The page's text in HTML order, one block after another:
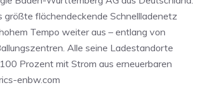
flächendeckende Schnellladenetz
Tempo weiter aus – entlang von
Alle seine Ladestandorte
Prozent mit Strom aus erneuerbaren
enbw.com